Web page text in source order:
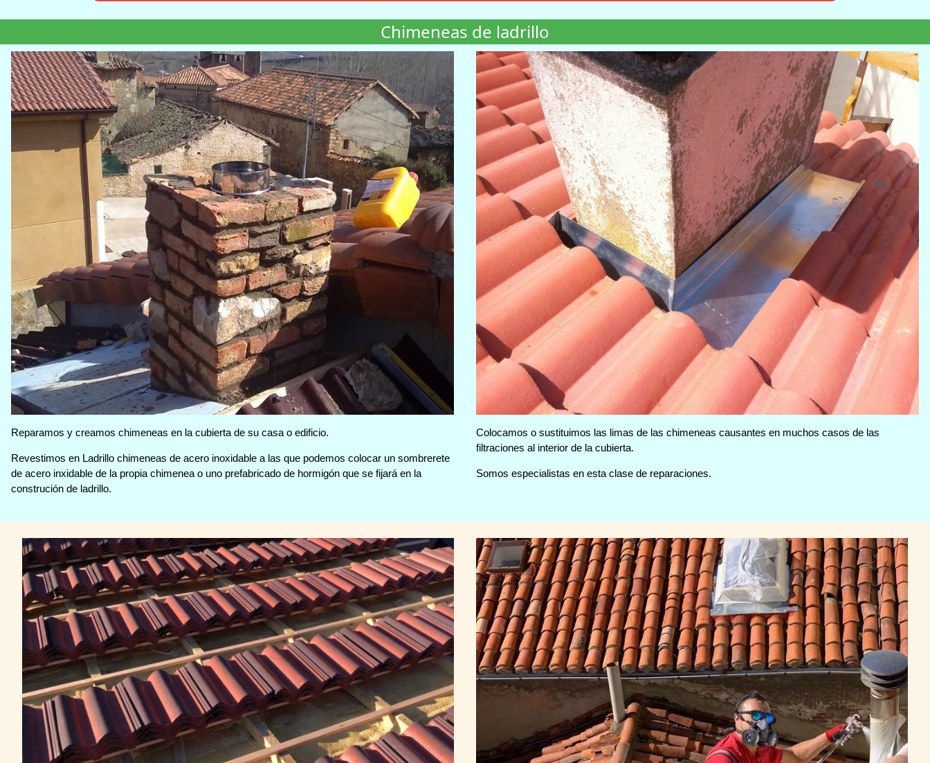
Chimeneas de ladrillo
Reparamos y creamos chimeneas en la cubierta de su casa o edificio.
Revestimos en Ladrillo chimeneas de acero inoxidable a las que podemos colocar un sombrerete
de acero inxidable de la propia chimenea o uno prefabricado de hormigón que se fijará en la
construción de ladrillo.
Colocamos o sustituimos las limas de las chimeneas causantes en muchos casos de las
filtraciones al interior de la cubierta.
Somos especialistas en esta clase de reparaciones.